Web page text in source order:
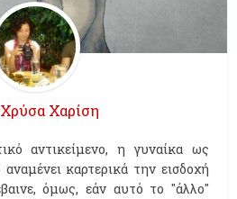
Χρύσα Χαρίση
αντικείμενο, η γυναίκα ως
καρτερικά την εισδοχή
όμως, εάν αυτό το ''άλλο''